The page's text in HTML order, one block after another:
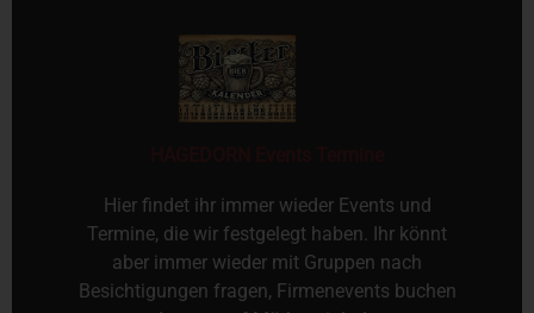
Hier findet ihr immer wieder Events und
Termine, die wir festgelegt haben. Ihr könnt
aber immer wieder mit Gruppen nach
Besichtigungen fragen, Firmenevents buchen